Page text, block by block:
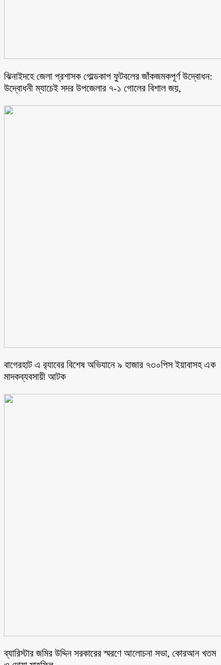
ঝিনাইদহে জেলা প্রশাসক গোল্ডকাপ ফুটবলের জাঁকজমকপূর্ণ উদ্বোধন:
উদ্বোধনী ম্যাচেই সদর উপজেলার ৭-১ গোলের বিশাল জয়,
বাগেরহাট এ র‌্যাবের বিশেষ অভিযানে ৯ হাজার ৭৩০পিস ইয়াবাসহ এক
মাদকব্যবসায়ী আটক
ব্যারিস্টার জমির উদ্দিন সরকারের স্মরণে আলোচনা সভা, কোরআন খতম